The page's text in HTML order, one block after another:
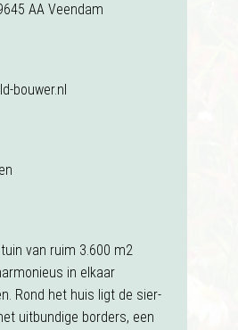
AA Veendam
bouwer.nl
van ruim 3.600 m2
in elkaar
Rond het huis ligt de sier-
uitbundige borders, een